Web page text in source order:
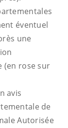
éventuel
une
(en rose sur
avis
de
Autorisée